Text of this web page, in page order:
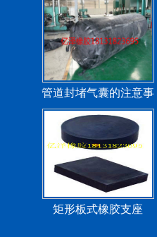
管道封堵气囊的注意事
项
矩形板式橡胶支座